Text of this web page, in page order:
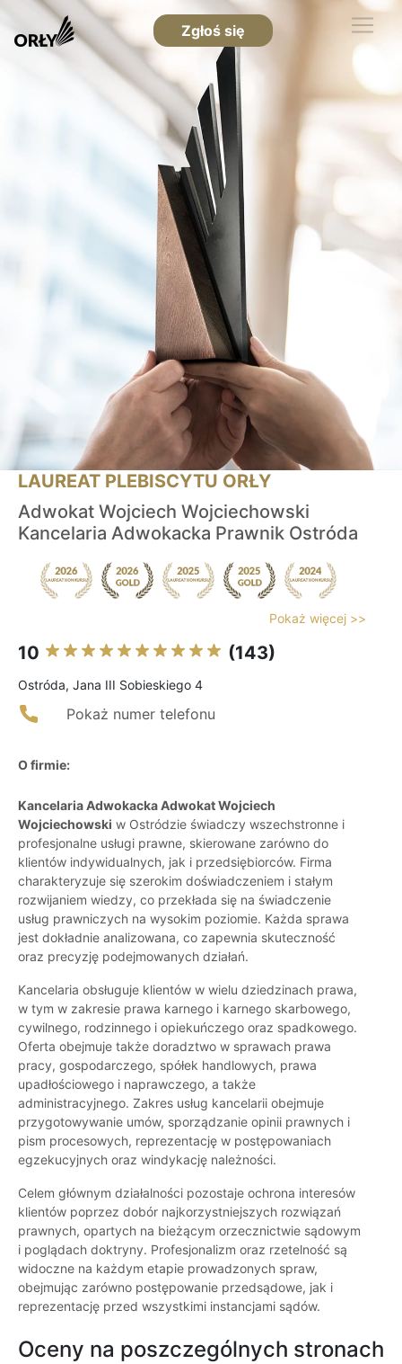
Zgłoś się
LAUREAT PLEBISCYTU ORŁY
Adwokat Wojciech Wojciechowski
Kancelaria Adwokacka Prawnik Ostróda
Pokaż więcej >>
10 (143)
Ostróda, Jana III Sobieskiego 4
Pokaż numer telefonu
O firmie:
Kancelaria Adwokacka Adwokat Wojciech
Wojciechowski w Ostródzie świadczy wszechstronne i
profesjonalne usługi prawne, skierowane zarówno do
klientów indywidualnych, jak i przedsiębiorców. Firma
charakteryzuje się szerokim doświadczeniem i stałym
rozwijaniem wiedzy, co przekłada się na świadczenie
usług prawniczych na wysokim poziomie. Każda sprawa
jest dokładnie analizowana, co zapewnia skuteczność
oraz precyzję podejmowanych działań.
Kancelaria obsługuje klientów w wielu dziedzinach prawa,
w tym w zakresie prawa karnego i karnego skarbowego,
cywilnego, rodzinnego i opiekuńczego oraz spadkowego.
Oferta obejmuje także doradztwo w sprawach prawa
pracy, gospodarczego, spółek handlowych, prawa
upadłościowego i naprawczego, a także
administracyjnego. Zakres usług kancelarii obejmuje
przygotowywanie umów, sporządzanie opinii prawnych i
pism procesowych, reprezentację w postępowaniach
egzekucyjnych oraz windykację należności.
Celem głównym działalności pozostaje ochrona interesów
klientów poprzez dobór najkorzystniejszych rozwiązań
prawnych, opartych na bieżącym orzecznictwie sądowym
i poglądach doktryny. Profesjonalizm oraz rzetelność są
widoczne na każdym etapie prowadzonych spraw,
obejmując zarówno postępowanie przedsądowe, jak i
reprezentację przed wszystkimi instancjami sądów.
Oceny na poszczególnych stronach